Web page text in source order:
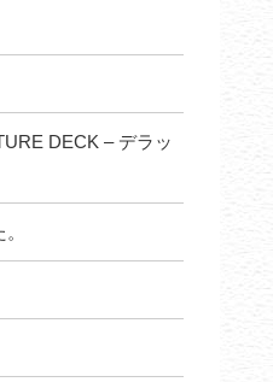
DECK – デラッ